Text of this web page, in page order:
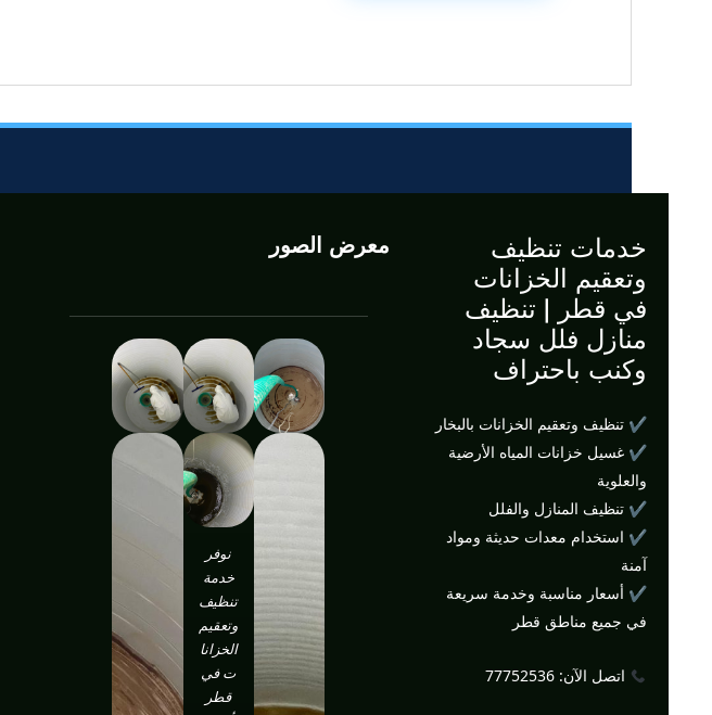
خدمات تنظيف
وتعقيم الخزانات
في قطر | تنظيف
منازل فلل سجاد
وكنب باحتراف
✔ تنظيف وتعقيم الخزانات بالبخار
✔ غسيل خزانات المياه الأرضية
والعلوية
✔ تنظيف المنازل والفلل
✔ استخدام معدات حديثة ومواد
آمنة
✔ أسعار مناسبة وخدمة سريعة
في جميع مناطق قطر
اتصل الآن: 77752536
معرض الصور
نوفر
خدمة
تنظيف
وتعقيم
الخزانا
ت في
قطر